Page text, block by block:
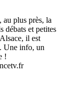
plus près, la
débats et petites
il est
Une info, un
!